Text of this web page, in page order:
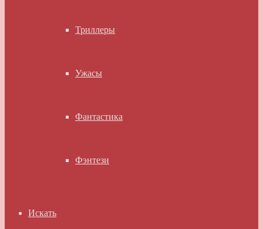
Триллеры
Ужасы
Фантастика
Фэнтези
Искать